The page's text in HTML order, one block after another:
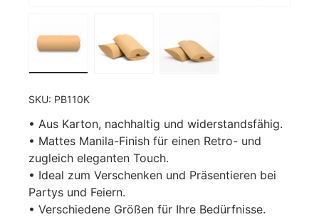
SKU: PB110K
• Aus Karton, nachhaltig und widerstandsfähig.
• Mattes Manila-Finish für einen Retro- und
zugleich eleganten Touch.
• Ideal zum Verschenken und Präsentieren bei
Partys und Feiern.
• Verschiedene Größen für Ihre Bedürfnisse.